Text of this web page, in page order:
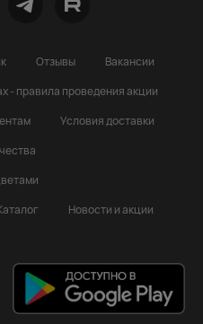
Отзывы
Вакансии
- правила проведения акции
Условия доставки
Новости и акции